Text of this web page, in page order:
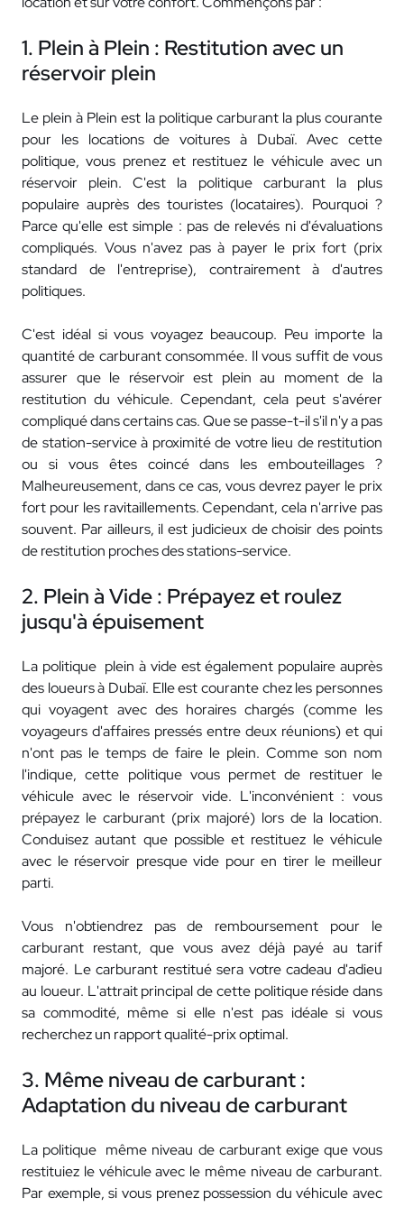
1. Plein à Plein : Restitution avec un
réservoir plein
Le plein à Plein est la politique carburant la plus courante
pour les locations de voitures à Dubaï. Avec cette
politique, vous prenez et restituez le véhicule avec un
réservoir plein. C'est la politique carburant la plus
populaire auprès des touristes (locataires). Pourquoi ?
Parce qu'elle est simple : pas de relevés ni d'évaluations
compliqués. Vous n'avez pas à payer le prix fort (prix
standard de l'entreprise), contrairement à d'autres
politiques.
C'est idéal si vous voyagez beaucoup. Peu importe la
quantité de carburant consommée. Il vous suffit de vous
assurer que le réservoir est plein au moment de la
restitution du véhicule. Cependant, cela peut s'avérer
compliqué dans certains cas. Que se passe-t-il s'il n'y a pas
de station-service à proximité de votre lieu de restitution
ou si vous êtes coincé dans les embouteillages ?
Malheureusement, dans ce cas, vous devrez payer le prix
fort pour les ravitaillements. Cependant, cela n'arrive pas
souvent. Par ailleurs, il est judicieux de choisir des points
de restitution proches des stations-service.
2. Plein à Vide : Prépayez et roulez
jusqu'à épuisement
La politique plein à vide est également populaire auprès
des loueurs à Dubaï. Elle est courante chez les personnes
qui voyagent avec des horaires chargés (comme les
voyageurs d'affaires pressés entre deux réunions) et qui
n'ont pas le temps de faire le plein. Comme son nom
l'indique, cette politique vous permet de restituer le
véhicule avec le réservoir vide. L'inconvénient : vous
prépayez le carburant (prix majoré) lors de la location.
Conduisez autant que possible et restituez le véhicule
avec le réservoir presque vide pour en tirer le meilleur
parti.
Vous n'obtiendrez pas de remboursement pour le
carburant restant, que vous avez déjà payé au tarif
majoré. Le carburant restitué sera votre cadeau d'adieu
au loueur. L'attrait principal de cette politique réside dans
sa commodité, même si elle n'est pas idéale si vous
recherchez un rapport qualité-prix optimal.
3. Même niveau de carburant :
Adaptation du niveau de carburant
La politique même niveau de carburant exige que vous
restituiez le véhicule avec le même niveau de carburant.
Par exemple, si vous prenez possession du véhicule avec